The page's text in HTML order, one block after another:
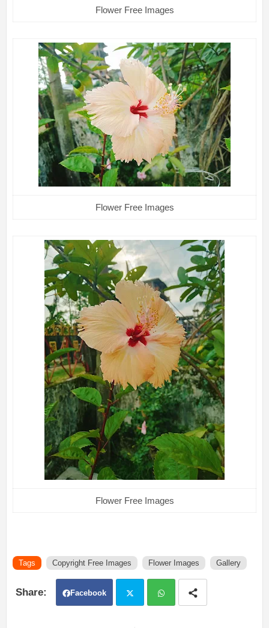
Flower Free Images
Flower Free Images
Flower Free Images
Tags Copyright Free Images Flower Images Gallery
Facebook